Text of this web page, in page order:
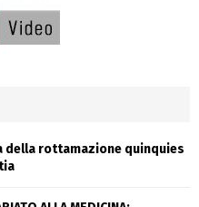
della rottamazione quinquies